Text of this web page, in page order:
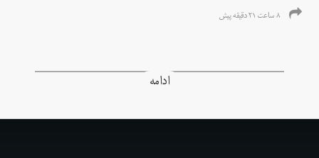
۸ ساعت ۲۱ دقیقه پیش
ادامه